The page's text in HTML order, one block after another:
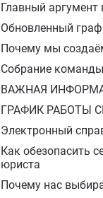
Главный аргумент
Обновленный
Почему мы
Собрание
ВАЖНАЯ
ГРАФИК РАБОТЫ
Электронный
Как обезопасить
юриста
Почему нас